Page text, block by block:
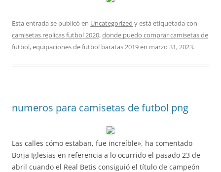
Esta entrada se publicó en Uncategorized y está etiquetada con
camisetas replicas futbol 2020,donde puedo comprar camisetas de
futbol,equipaciones de futbol baratas 2019en marzo 31, 2023.
numeros para camisetas de futbol png
Las calles cómo estaban, fue increíble», ha comentado
Borja Iglesias en referencia a lo ocurrido el pasado 23 de
abril cuando el Real Betis consiguió el título de campeón